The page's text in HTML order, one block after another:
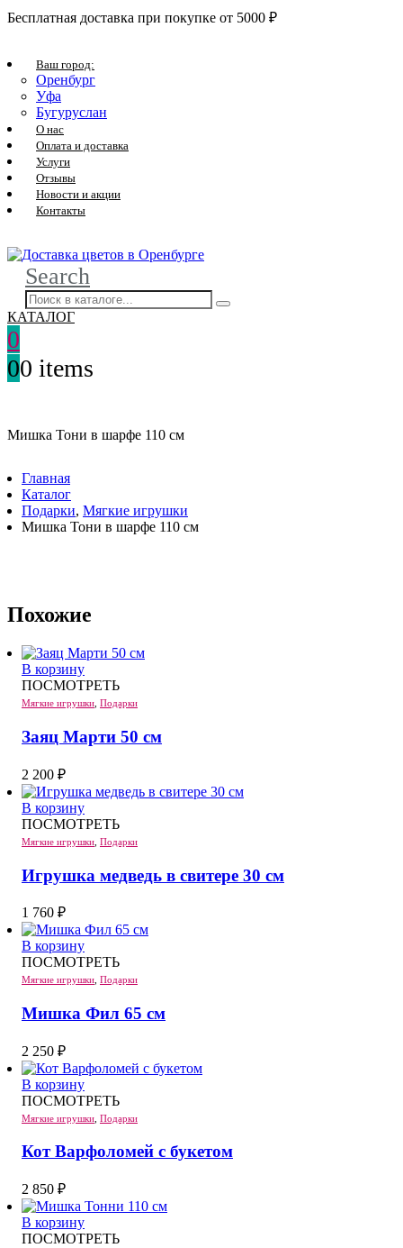
Бесплатная доставка при покупке от 5000 ₽
Ваш город:
Оренбург
Уфа
Бугуруслан
О нас
Оплата и доставка
Услуги
Отзывы
Новости и акции
Контакты
Search
КАТАЛОГ
0
00 items
Мишка Тони в шарфе 110 см
Главная
Каталог
Подарки, Мягкие игрушки
Мишка Тони в шарфе 110 см
Похожие
В корзину
ПОСМОТРЕТЬ
Мягкие игрушки Подарки
Заяц Марти 50 см
2 200 ₽
В корзину
ПОСМОТРЕТЬ
Мягкие игрушки Подарки
Игрушка медведь в свитере 30 см
1 760 ₽
В корзину
ПОСМОТРЕТЬ
Мягкие игрушки Подарки
Мишка Фил 65 см
2 250 ₽
В корзину
ПОСМОТРЕТЬ
Мягкие игрушки Подарки
Кот Варфоломей с букетом
2 850 ₽
В корзину
ПОСМОТРЕТЬ